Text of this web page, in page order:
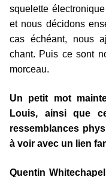
squelette
et nous décidons
cas échéant, nous
chant. Puis ce sont
morceau.
Un petit mot
Louis, ainsi que
ressemblances
à voir avec un lien
Quentin Whitechapel